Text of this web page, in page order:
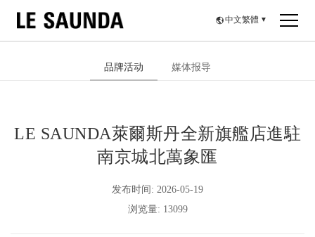
中文繁體 ▼
品牌活动 媒体报导
LE SAUNDA萊爾斯丹全新旗艦店進駐
南京城北萬象匯
发布时间: 2026-05-19
浏览量: 13099